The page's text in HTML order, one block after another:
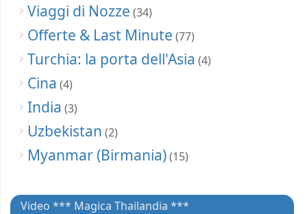
Viaggi di Nozze (34)
Offerte & Last Minute (77)
Turchia: la porta dell'Asia (4)
Cina (4)
India (3)
Uzbekistan (2)
Myanmar (Birmania)(15)
Video *** Magica Thailandia ***